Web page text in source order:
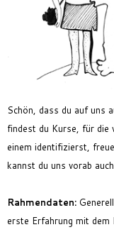
Schön, dass du auf uns
findest du Kurse, für die
einem identifizierst,
kannst du uns vorab
Rahmendaten:
erste Erfahrung mit